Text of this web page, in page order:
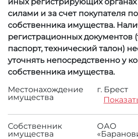
силами и за счет покупателя
собственника имущества.
регистрационных документов
паспорт, технический талон)
уточнять непосредственно у
собственника имущества.
Местонахождение
имущества
г. Брест
Собственник
имущества
ОАО